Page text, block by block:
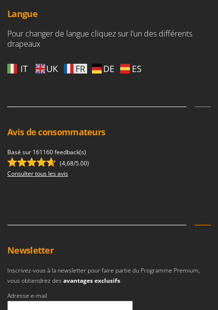
Langue
Pour changer de langue cliquez sur l’un des différents
drapeaux
IT UK FR DE ES
Avis de consommateurs
Basé sur 161160 feedback(s)
(4,68/5.00)
Consulter tous les avis
Newsletter
Inscrivez-vous à la newsletter pour faire partie du Programme Premium,
vous obtiendrez des avantages exclusifs.
Adresse e-mail